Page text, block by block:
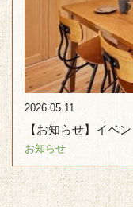
2026.05.11
【お知らせ】イベ
お知らせ